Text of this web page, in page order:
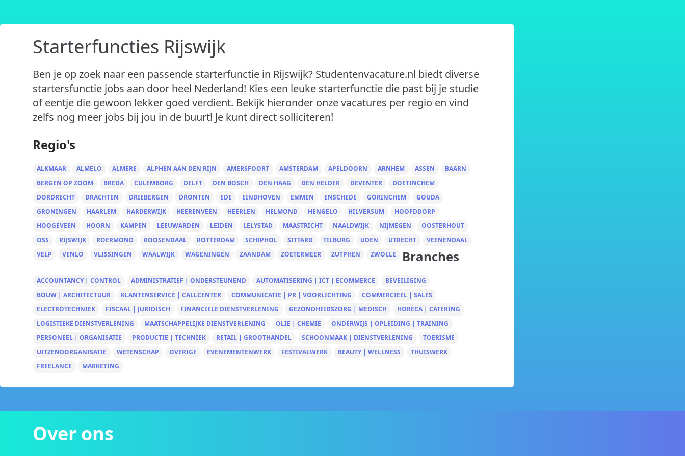
Starterfuncties Rijswijk
Ben je op zoek naar een passende starterfunctie in Rijswijk? Studentenvacature.nl biedt diverse
startersfunctie jobs aan door heel Nederland! Kies een leuke starterfunctie die past bij je studie
of eentje die gewoon lekker goed verdient. Bekijk hieronder onze vacatures per regio en vind
zelfs nog meer jobs bij jou in de buurt! Je kunt direct solliciteren!
Regio's
ALKMAAR ALMELO ALMERE ALPHEN AAN DEN RIJN AMERSFOORT AMSTERDAM APELDOORN ARNHEM ASSEN
BAARN
BERGEN OP ZOOM
BREDA CULEMBORG DELFT DEN BOSCH DEN HAAG DEN HELDER DEVENTER
DOETINCHEM
DORDRECHT
DRACHTEN DRIEBERGEN DRONTEN EDE EINDHOVEN EMMEN ENSCHEDE GORINCHEM
GOUDA
GRONINGEN
HAARLEM HARDERWIJK HEERENVEEN HEERLEN HELMOND HENGELO HILVERSUM
HOOFDDORP
HOOGEVEEN
HOORN KAMPEN LEEUWARDEN LEIDEN LELYSTAD MAASTRICHT NAALDWIJK NIJMEGEN
OOSTERHOUT
OSS
RIJSWIJK ROERMOND ROOSENDAAL ROTTERDAM SCHIPHOL SITTARD TILBURG UDEN UTRECHT
VEENENDAAL
VELP
VENLO VLISSINGEN WAALWIJK WAGENINGEN ZAANDAM ZOETERMEER ZUTPHEN ZWOLLE Branches
ACCOUNTANCY | CONTROL ADMINISTRATIEF | ONDERSTEUNEND AUTOMATISERING | ICT | ECOMMERCE
BEVEILIGING
BOUW | ARCHITECTUUR
KLANTENSERVICE | CALLCENTER COMMUNICATIE | PR | VOORLICHTING
COMMERCIEEL | SALES
ELECTROTECHNIEK
FISCAAL | JURIDISCH FINANCIELE DIENSTVERLENING GEZONDHEIDSZORG | MEDISCH
HORECA | CATERING
LOGISTIEKE DIENSTVERLENING
MAATSCHAPPELIJKE DIENSTVERLENING OLIE | CHEMIE
ONDERWIJS | OPLEIDING | TRAINING
PERSONEEL | ORGANISATIE
PRODUCTIE | TECHNIEK RETAIL | GROOTHANDEL SCHOONMAAK | DIENSTVERLENING
TOERISME
UITZENDORGANISATIE
WETENSCHAP OVERIGE EVENEMENTENWERK FESTIVALWERK BEAUTY | WELLNESS
THUISWERK
FREELANCE
MARKETING
Over ons